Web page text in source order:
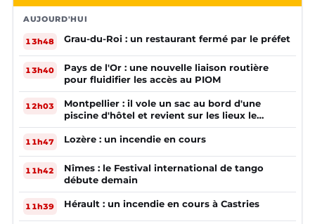
AUJOURD'HUI
13h48 Grau-du-Roi : un restaurant fermé par le préfet
13h40
Pays de l'Or : une nouvelle liaison routière
pour fluidifier les accès au PIOM
12h03
Montpellier : il vole un sac au bord d'une
piscine d'hôtel et revient sur les lieux le
lendemain
11h47 Lozère : un incendie en cours
11h42
Nîmes : le Festival international de tango
débute demain
11h39 Hérault : un incendie en cours à Castries